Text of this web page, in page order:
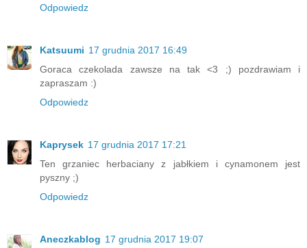
Odpowiedz
Katsuumi 17 grudnia 2017 16:49
Goraca czekolada zawsze na tak <3 ;) pozdrawiam i
zapraszam :)
Odpowiedz
Kaprysek 17 grudnia 2017 17:21
Ten grzaniec herbaciany z jabłkiem i cynamonem jest
pyszny ;)
Odpowiedz
Aneczkablog 17 grudnia 2017 19:07